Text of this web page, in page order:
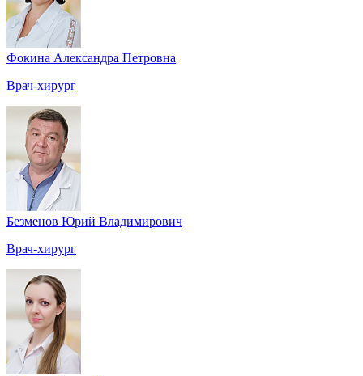
Фокина Александра Петровна
Врач-хирург
Безменов Юрий Владимирович
Врач-хирург